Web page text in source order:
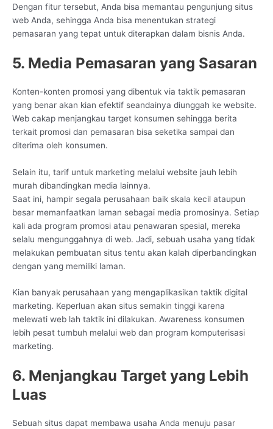
Dengan fitur tersebut, Anda bisa memantau pengunjung situs
web Anda, sehingga Anda bisa menentukan strategi
pemasaran yang tepat untuk diterapkan dalam bisnis Anda.
5. Media Pemasaran yang Sasaran
Konten-konten promosi yang dibentuk via taktik pemasaran
yang benar akan kian efektif seandainya diunggah ke website.
Web cakap menjangkau target konsumen sehingga berita
terkait promosi dan pemasaran bisa seketika sampai dan
diterima oleh konsumen.
Selain itu, tarif untuk marketing melalui website jauh lebih
murah dibandingkan media lainnya.
Saat ini, hampir segala perusahaan baik skala kecil ataupun
besar memanfaatkan laman sebagai media promosinya. Setiap
kali ada program promosi atau penawaran spesial, mereka
selalu mengunggahnya di web. Jadi, sebuah usaha yang tidak
melakukan pembuatan situs tentu akan kalah diperbandingkan
dengan yang memiliki laman.
Kian banyak perusahaan yang mengaplikasikan taktik digital
marketing. Keperluan akan situs semakin tinggi karena
melewati web lah taktik ini dilakukan. Awareness konsumen
lebih pesat tumbuh melalui web dan program komputerisasi
marketing.
6. Menjangkau Target yang Lebih
Luas
Sebuah situs dapat membawa usaha Anda menuju pasar